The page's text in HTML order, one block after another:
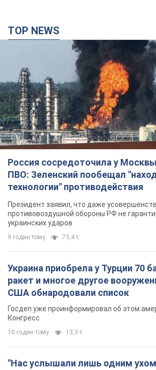
TOP NEWS
Россия сосредоточила у
ПВО: Зеленский пообещал
технологии" противодействия
Президент заявил, что даже
противовоздушной обороны РФ не
украинских ударов
9 годин тому 73,4 т.
Украина приобрела у Турции 70
ракет и многое другое
США обнародовали список
Госдеп уже проинформировал об этом
Конгресс
10 годин тому 13,3 т.
"Нас услышали лишь одним